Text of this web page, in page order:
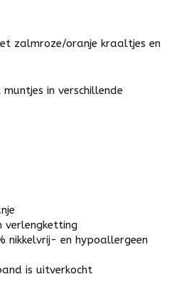
zalmroze/oranje kraaltjes en
in verschillende
verlengketting
nikkelvrij- en hypoallergeen
is uitverkocht